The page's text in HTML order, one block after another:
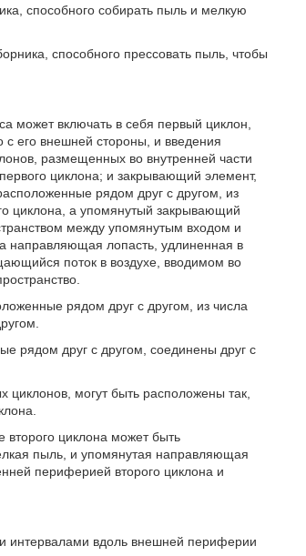
способного собирать пыль и мелкую
способного прессовать пыль, чтобы
может включать в себя первый циклон,
с его внешней стороны, и введения
размещенных во внутренней части
циклона; и закрывающий элемент,
рядом друг с другом, из
циклона, а упомянутый закрывающий
между упомянутым входом и
направляющая лопасть, удлиненная в
поток в воздухе, вводимом во
рядом друг с другом, из числа
рядом друг с другом, соединены друг с
могут быть расположены так,
второго циклона может быть
пыль, и упомянутая направляющая
периферией второго циклона и
интервалами вдоль внешней периферии